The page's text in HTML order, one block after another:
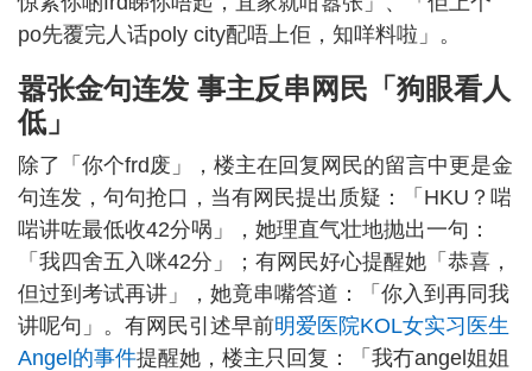
po先覆完人话poly city配唔上佢，知咩料啦」。
嚣张金句连发 事主反串网民「狗眼看人
低」
除了「你个frd废」，楼主在回复网民的留言中更是金
句连发，句句抢口，当有网民提出质疑：「HKU？啱
啱讲咗最低收42分㖞」，她理直气壮地抛出一句：
「我四舍五入咪42分」；有网民好心提醒她「恭喜，
但过到考试再讲」，她竟串嘴答道：「你入到再同我
讲呢句」。有网民引述早前明爱医院KOL女实习医生
Angel的事件提醒她，楼主只回复：「我冇angel姐姐